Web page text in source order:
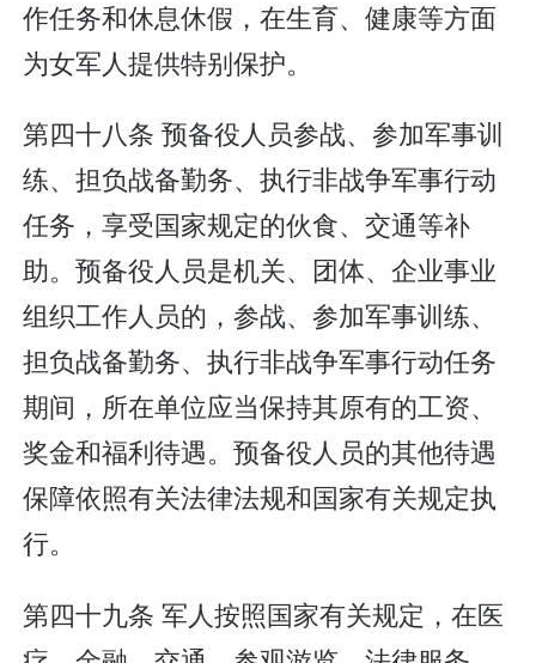
作任务和休息休假，在生育、健康等方面
为女军人提供特别保护。
第四十八条 预备役人员参战、参加军事训
练、担负战备勤务、执行非战争军事行动
任务，享受国家规定的伙食、交通等补
助。预备役人员是机关、团体、企业事业
组织工作人员的，参战、参加军事训练、
担负战备勤务、执行非战争军事行动任务
期间，所在单位应当保持其原有的工资、
奖金和福利待遇。预备役人员的其他待遇
保障依照有关法律法规和国家有关规定执
行。
第四十九条 军人按照国家有关规定，在医